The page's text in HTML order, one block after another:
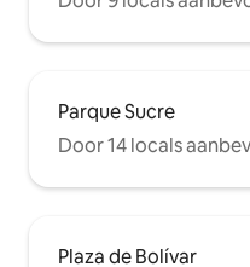
Parque Sucre
Door 14 locals
Plaza de Bolívar